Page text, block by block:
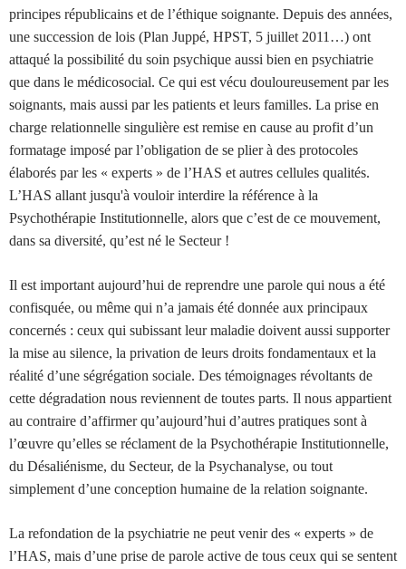
principes républicains et de l’éthique soignante. Depuis des années,
une succession de lois (Plan Juppé, HPST, 5 juillet 2011…) ont
attaqué la possibilité du soin psychique aussi bien en psychiatrie
que dans le médicosocial. Ce qui est vécu douloureusement par les
soignants, mais aussi par les patients et leurs familles. La prise en
charge relationnelle singulière est remise en cause au profit d’un
formatage imposé par l’obligation de se plier à des protocoles
élaborés par les « experts » de l’HAS et autres cellules qualités.
L’HAS allant jusqu'à vouloir interdire la référence à la
Psychothérapie Institutionnelle, alors que c’est de ce mouvement,
dans sa diversité, qu’est né le Secteur !
Il est important aujourd’hui de reprendre une parole qui nous a été
confisquée, ou même qui n’a jamais été donnée aux principaux
concernés : ceux qui subissant leur maladie doivent aussi supporter
la mise au silence, la privation de leurs droits fondamentaux et la
réalité d’une ségrégation sociale. Des témoignages révoltants de
cette dégradation nous reviennent de toutes parts. Il nous appartient
au contraire d’affirmer qu’aujourd’hui d’autres pratiques sont à
l’œuvre qu’elles se réclament de la Psychothérapie Institutionnelle,
du Désaliénisme, du Secteur, de la Psychanalyse, ou tout
simplement d’une conception humaine de la relation soignante.
La refondation de la psychiatrie ne peut venir des « experts » de
l’HAS, mais d’une prise de parole active de tous ceux qui se sentent